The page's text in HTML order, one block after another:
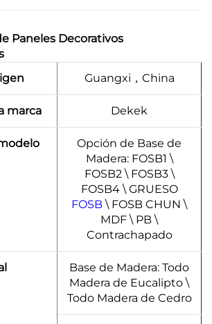
Paneles Decorativos
Guangxi，China
marca Dekek
Opción de Base de
Madera: FOSB1 \
FOSB2 \ FOSB3 \
FOSB4 \ GRUESO
FOSB\ FOSB CHUN \
MDF \ PB \
Contrachapado
Base de Madera: Todo
Madera de Eucalipto \
Todo Madera de Cedro